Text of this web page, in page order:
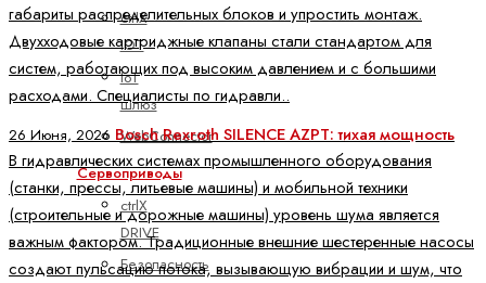
ctrlX
IOT
IoT
шлюз
WebConnector
Сервоприводы
ctrlX
DRIVE
Безопасность
габариты распределительных блоков и упростить монтаж.
Двухходовые картриджные клапаны стали стандартом для
систем, работающих под высоким давлением и с большими
расходами. Специалисты по гидравли..
26 Июня, 2026 Bosch Rexroth SILENCE AZPT: тихая мощность
В гидравлических системах промышленного оборудования
(станки, прессы, литьевые машины) и мобильной техники
(строительные и дорожные машины) уровень шума является
важным фактором. Традиционные внешние шестеренные насосы
создают пульсацию потока, вызывающую вибрации и шум, что